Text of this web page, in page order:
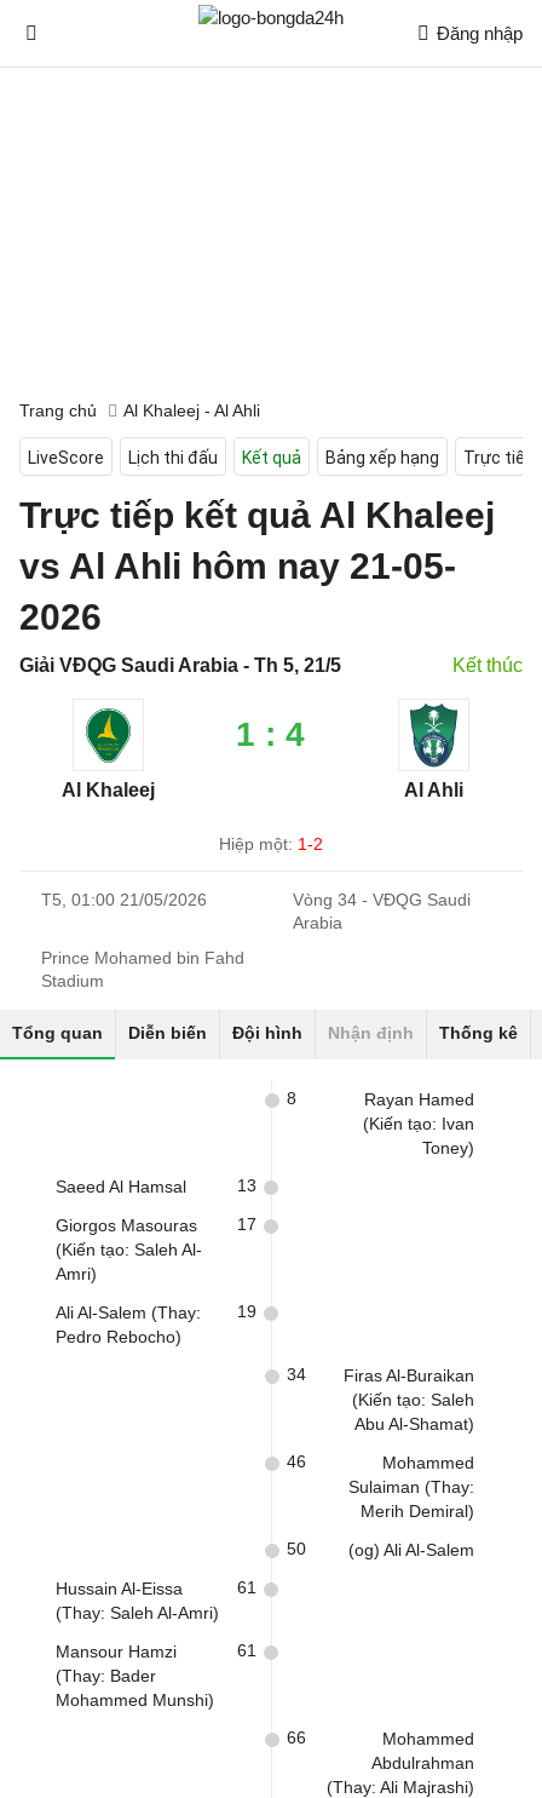
Đăng nhập
Trang chủ Al Khaleej - Al Ahli
LiveScore Lịch thi đấu Kết quả Bảng xếp hạng Trực tiếp
Trực tiếp kết quả Al Khaleej
vs Al Ahli hôm nay 21-05-
2026
Giải VĐQG Saudi Arabia - Th 5, 21/5 Kết thúc
Al Khaleej
1 : 4
Al Ahli
Hiệp một: 1-2
T5, 01:00 21/05/2026
Vòng 34 - VĐQG Saudi
Arabia
Prince Mohamed bin Fahd
Stadium
Tổng quan Diễn biến Đội hình Nhận định Thống kê
Rayan Hamed
(Kiến tạo: Ivan
Toney)
8
Saeed Al Hamsal 13
Giorgos Masouras
(Kiến tạo: Saleh Al-
Amri)
17
Ali Al-Salem (Thay:
Pedro Rebocho)
19
Firas Al-Buraikan
(Kiến tạo: Saleh
Abu Al-Shamat)
34
Mohammed
Sulaiman (Thay:
Merih Demiral)
46
(og) Ali Al-Salem
50
Hussain Al-Eissa
(Thay: Saleh Al-Amri)
61
Mansour Hamzi
(Thay: Bader
Mohammed Munshi)
61
Mohammed
Abdulrahman
(Thay: Ali Majrashi)
66